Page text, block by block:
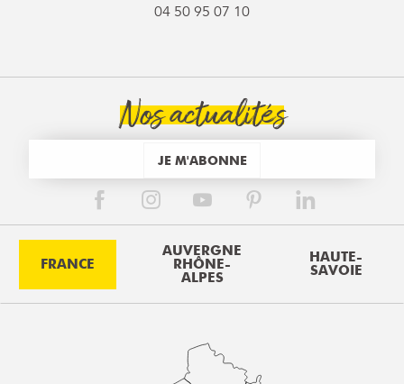
04 50 95 07 10
Nos actualités
JE M'ABONNE
FRANCE
AUVERGNE
RHÔNE-
ALPES
HAUTE-
SAVOIE